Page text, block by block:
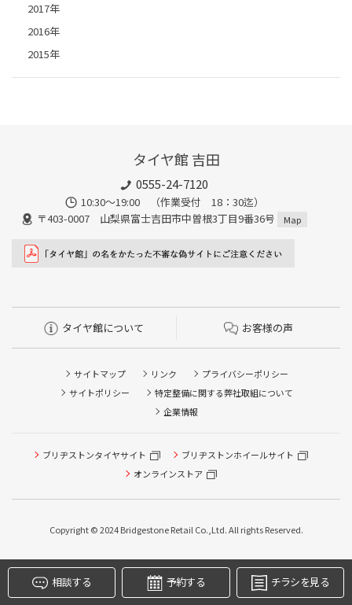
2017年
2016年
2015年
タイヤ館 吉田
0555-24-7120
10:30～19:00 （作業受付 18：30迄）
〒403-0007 山梨県富士吉田市中曽根3丁目9番36号
Map
タイヤ館について お客様の声
サイトマップ リンク
プライバシーポリシー
サイトポリシー
特定整備に関する弊社取組について
企業情報
ブリヂストンタイヤサイト
ブリヂストンホイールサイト
オンラインストア
Copyright © 2024 Bridgestone Retail Co.,Ltd. All rights Reserved.
相談する 予約する チラシを見る
タイヤ点検・安全点検/タイヤ履き替え/オイル交換/その他
ピット作業の予約
本日のタイヤ履き替え順番待ち予約 ※クローク契約会員の